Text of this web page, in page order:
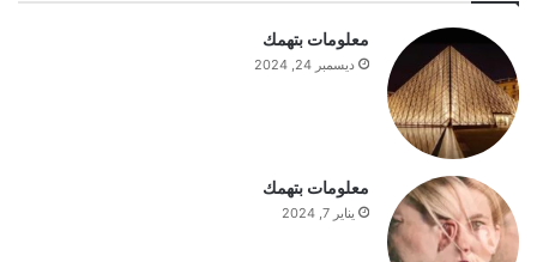
ب
ا
ل
ه
ي
معلومات بتهمك
ديسمبر 24, 2024
معلومات بتهمك
يناير 7, 2024